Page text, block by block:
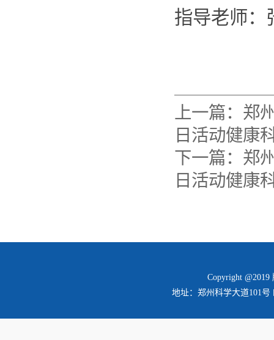
指导老师：
上一篇： 郑
日活动健康
下一篇： 郑
日活动健康
Copyright
地址：郑州科学大道101号